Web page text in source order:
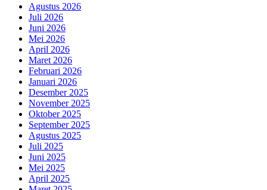
Agustus 2026
Juli 2026
Juni 2026
Mei 2026
April 2026
Maret 2026
Februari 2026
Januari 2026
Desember 2025
November 2025
Oktober 2025
September 2025
Agustus 2025
Juli 2025
Juni 2025
Mei 2025
April 2025